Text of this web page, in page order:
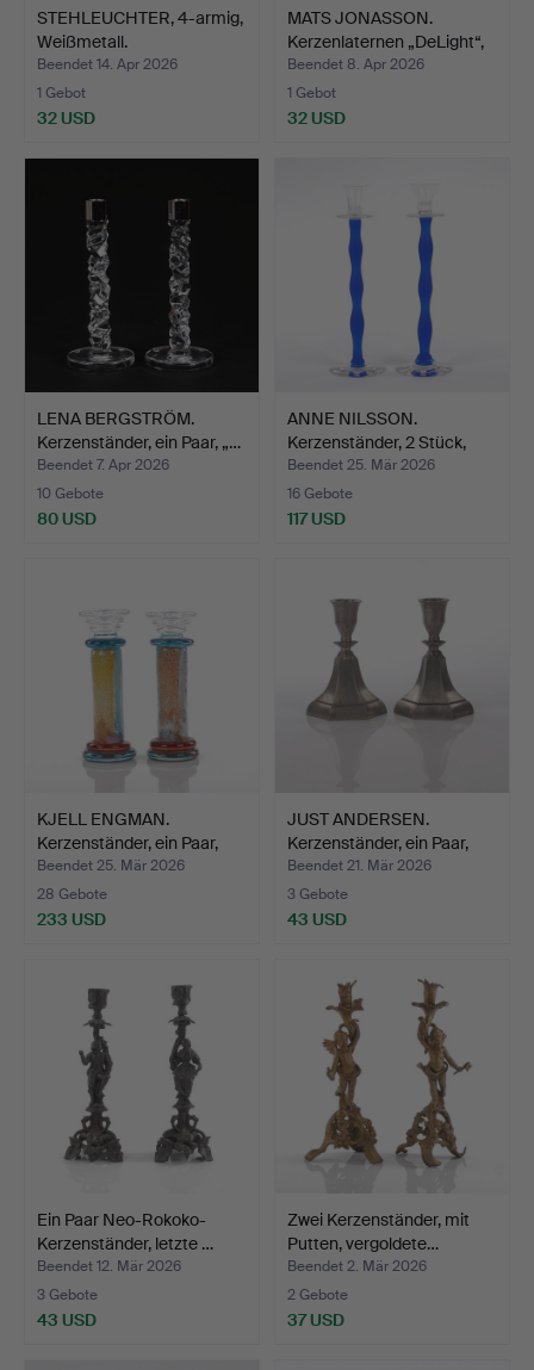
STEHLEUCHTER, 4-armig,
Weißmetall.
Beendet 14. Apr 2026
1 Gebot
32 USD
MATS JONASSON.
Kerzenlaternen „DeLight“,
3…
Beendet 8. Apr 2026
1 Gebot
32 USD
LENA BERGSTRÖM.
Kerzenständer, ein Paar, „…
Beendet 7. Apr 2026
10 Gebote
80 USD
ANNE NILSSON.
Kerzenständer, 2 Stück,
„Cel…
Beendet 25. Mär 2026
16 Gebote
117 USD
KJELL ENGMAN.
Kerzenständer, ein Paar,
„Ca…
Beendet 25. Mär 2026
28 Gebote
233 USD
JUST ANDERSEN.
Kerzenständer, ein Paar,
Zi…
Beendet 21. Mär 2026
3 Gebote
43 USD
Ein Paar Neo-Rokoko-
Kerzenständer, letzte …
Beendet 12. Mär 2026
3 Gebote
43 USD
Zwei Kerzenständer, mit
Putten, vergoldete…
Beendet 2. Mär 2026
2 Gebote
37 USD